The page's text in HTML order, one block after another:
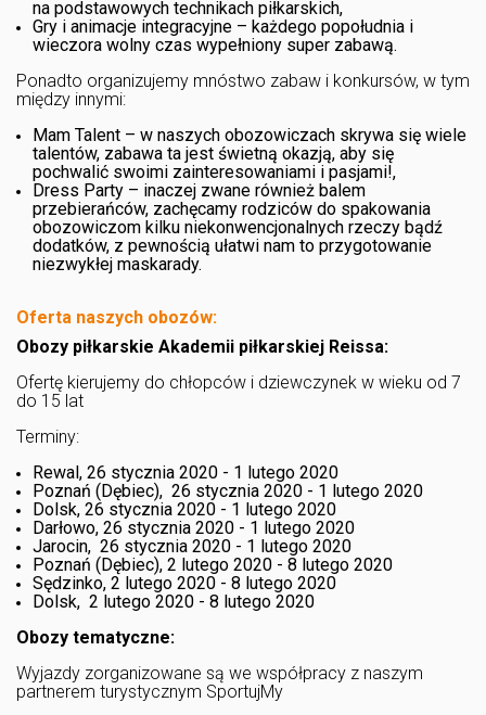
na podstawowych technikach piłkarskich,
Gry i animacje integracyjne – każdego popołudnia i
wieczora wolny czas wypełniony super zabawą.
Ponadto organizujemy mnóstwo zabaw i konkursów, w tym
między innymi:
Mam Talent – w naszych obozowiczach skrywa się wiele
talentów, zabawa ta jest świetną okazją, aby się
pochwalić swoimi zainteresowaniami i pasjami!,
Dress Party – inaczej zwane również balem
przebierańców, zachęcamy rodziców do spakowania
obozowiczom kilku niekonwencjonalnych rzeczy bądź
dodatków, z pewnością ułatwi nam to przygotowanie
niezwykłej maskarady.
Oferta naszych obozów:
Obozy piłkarskie Akademii piłkarskiej Reissa:
Ofertę kierujemy do chłopców i dziewczynek w wieku od 7
do 15 lat
Terminy:
Rewal, 26 stycznia 2020 - 1 lutego 2020
Poznań (Dębiec), 26 stycznia 2020 - 1 lutego 2020
Dolsk, 26 stycznia 2020 - 1 lutego 2020
Darłowo, 26 stycznia 2020 - 1 lutego 2020
Jarocin, 26 stycznia 2020 - 1 lutego 2020
Poznań (Dębiec), 2 lutego 2020 - 8 lutego 2020
Sędzinko, 2 lutego 2020 - 8 lutego 2020
Dolsk, 2 lutego 2020 - 8 lutego 2020
Obozy tematyczne:
Wyjazdy zorganizowane są we współpracy z naszym
partnerem turystycznym SportujMy